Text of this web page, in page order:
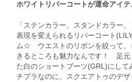
ホワイトリバーコートが運命アイテ
「ステンカラー、スタンドカラー
表現を変えられるリバーコート
ム☆ ウエストのリボンを絞って、
きるところも魅力なんです！ 足元
た白のショートブーツ(GRL)にし
チプラなのに、スクエアトゥのデ